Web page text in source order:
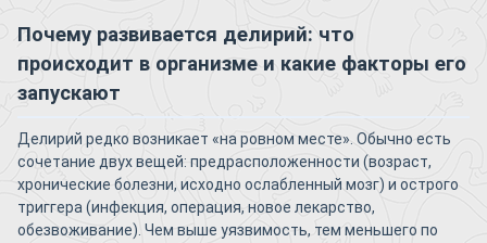
Почему развивается делирий: что
происходит в организме и какие факторы его
запускают
Делирий редко возникает «на ровном месте». Обычно есть
сочетание двух вещей: предрасположенности (возраст,
хронические болезни, исходно ослабленный мозг) и острого
триггера (инфекция, операция, новое лекарство,
обезвоживание). Чем выше уязвимость, тем меньшего по